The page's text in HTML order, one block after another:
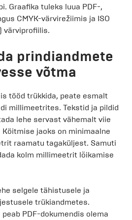
Graafika tuleks luua PDF-,
CMYK-värvirežiimis ja ISO
värviprofiilis.
prindiandmete
võtma
tööd trükkida, peate esmalt
millimeetrites. Tekstid ja pildid
lehe servast vähemalt viie
jaoks on minimaalne
raamatu tagaküljest. Samuti
kolm millimeetrit lõikamise
selgele tähistusele ja
trükiandmetes.
PDF-dokumendis olema